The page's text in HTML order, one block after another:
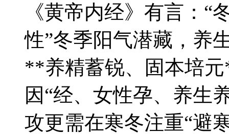
《黄帝内经》有言：“
性”冬季阳气潜藏，养
**养精蓄锐、固本培
因“经、女性孕、养生
攻更需在寒冬注重“避